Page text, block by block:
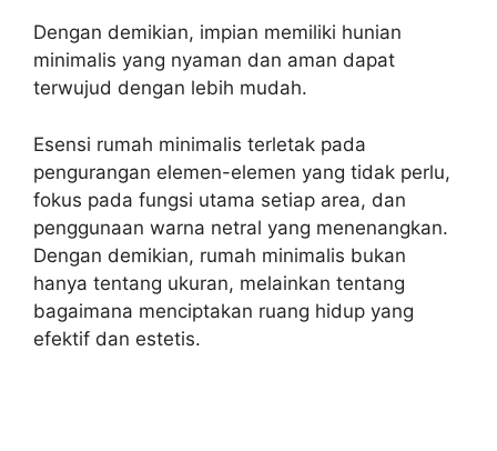
Dengan demikian, impian memiliki hunian
minimalis yang nyaman dan aman dapat
terwujud dengan lebih mudah.
Esensi rumah minimalis terletak pada
pengurangan elemen-elemen yang tidak perlu,
fokus pada fungsi utama setiap area, dan
penggunaan warna netral yang menenangkan.
Dengan demikian, rumah minimalis bukan
hanya tentang ukuran, melainkan tentang
bagaimana menciptakan ruang hidup yang
efektif dan estetis.